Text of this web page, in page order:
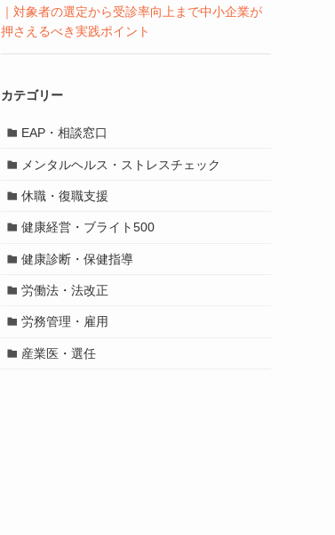
｜対象者の選定から受診率向上まで中小企業が
押さえるべき実践ポイント
カテゴリー
EAP・相談窓口
メンタルヘルス・ストレスチェック
休職・復職支援
健康経営・ブライト500
健康診断・保健指導
労働法・法改正
労務管理・雇用
産業医・選任